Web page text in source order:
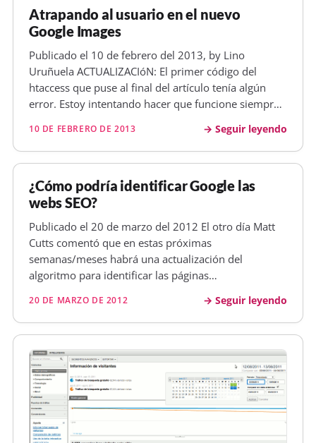
Atrapando al usuario en el nuevo
Google Images
Publicado el 10 de febrero del 2013, by Lino
Uruñuela ACTUALIZACIóN: El primer código del
htaccess que puse al final del artículo tenía algún
error. Estoy intentando hacer que funcione siempre,
htaccess, aunque parece que no llega a func ionar
del todo . Con Firefox sí…
10 DE FEBRERO DE 2013 Seguir leyendo
¿Cómo podría identificar Google las
webs SEO?
Publicado el 20 de marzo del 2012 El otro día Matt
Cutts comentó que en estas próximas
semanas/meses habrá una actualización del
algoritmo para identificar las páginas
comentado en varios sitios como WMT SER o SEL Los
puntos que comenta la verdad que no son nada
nuevo keyword…
20 DE MARZO DE 2012 Seguir leyendo